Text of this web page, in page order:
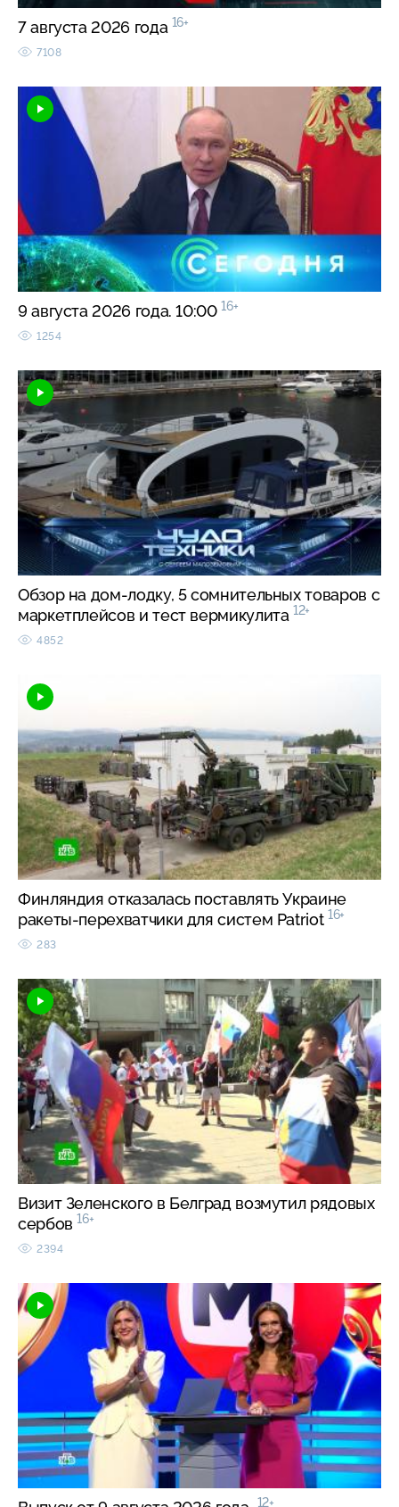
7 августа 2026 года 16+
7108
9 августа 2026 года. 10:00 16+
1254
Обзор на дом-лодку, 5 сомнительных товаров с
маркетплейсов и тест вермикулита 12+
4852
Финляндия отказалась поставлять Украине
ракеты-перехватчики для систем Patriot 16+
283
Визит Зеленского в Белград возмутил рядовых
сербов 16+
2394
12+